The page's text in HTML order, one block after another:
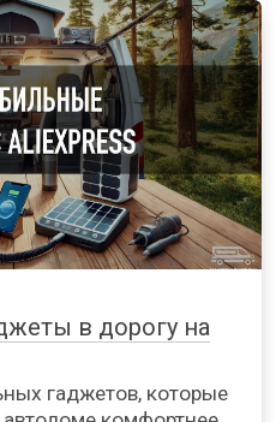
в дорогу на
гаджетов, которые